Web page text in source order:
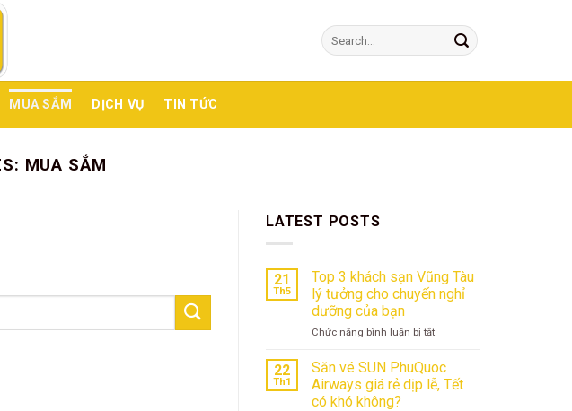
MUA SẮM DỊCH VỤ TIN TỨC
MUA SẮM
LATEST POSTS
21
Th5
Top 3 khách sạn Vũng Tàu
lý tưởng cho chuyến nghỉ
dưỡng của bạn
Chức năng bình luận bị tắtở
3
khách
sạn
22
Th1
Săn vé SUN PhuQuoc
Airways giá rẻ dịp lễ, Tết
có khó không?